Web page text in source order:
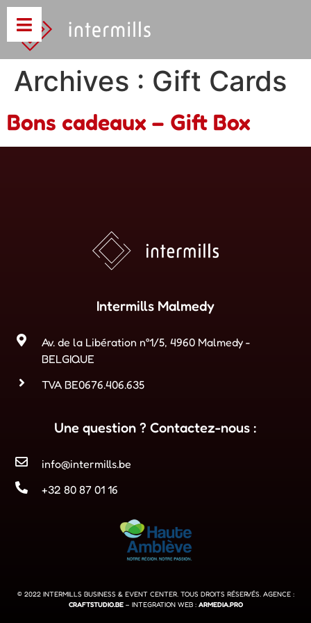
Archives : Gift Cards
Bons cadeaux – Gift Box
Intermills Malmedy
Av. de la Libération n°1/5, 4960 Malmedy -
BELGIQUE
TVA BE0676.406.635
Une question ? Contactez-nous :
info@intermills.be
+32 80 87 01 16
© 2022 INTERMILLS BUSINESS & EVENT CENTER. TOUS DROITS RÉSERVÉS. AGENCE :
CRAFTSTUDIO.BE– INTEGRATION WEB : ARMEDIA.PRO